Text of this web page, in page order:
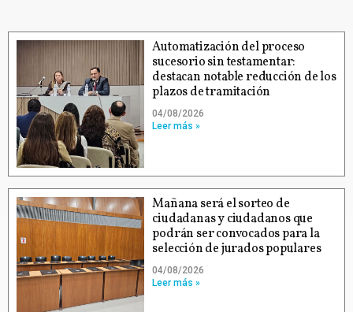
Automatización del proceso
sucesorio sin testamentar:
destacan notable reducción de los
plazos de tramitación
04/08/2026
Leer más »
Mañana será el sorteo de
ciudadanas y ciudadanos que
podrán ser convocados para la
selección de jurados populares
04/08/2026
Leer más »